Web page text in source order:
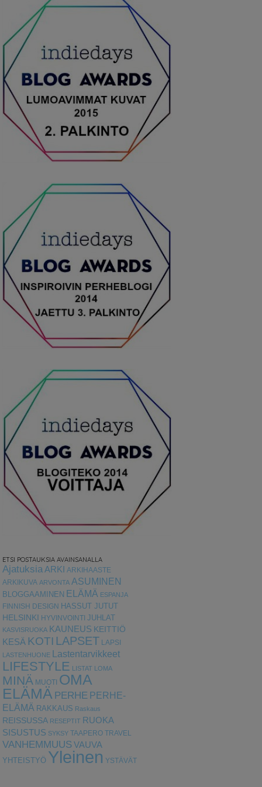
ETSI POSTAUKSIA AVAINSANALLA
Ajatuksia ARKI ARKIHAASTE
ARKIKUVA ARVONTA ASUMINEN
BLOGGAAMINEN ELÄMÄ ESPANJA
FINNISH DESIGN HASSUT JUTUT
HELSINKI
HYVINVOINTI JUHLAT
KASVISRUOKA KAUNEUS KEITTIÖ
KESÄ KOTI LAPSET LAPSI
LASTENHUONE Lastentarvikkeet
LIFESTYLE LISTAT LOMA
MINÄ MUOTI OMA
ELÄMÄ PERHE PERHE-
ELÄMÄ RAKKAUS Raskaus
REISSUSSA RESEPTIT RUOKA
SISUSTUS SYKSY TAAPERO TRAVEL
VANHEMMUUS VAUVA
YHTEISTYÖ Yleinen YSTÄVÄT